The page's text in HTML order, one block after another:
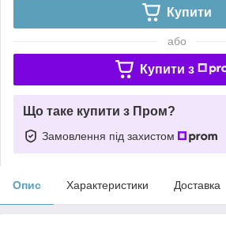
Купити
або
Купити з
Що таке купити з Пром?
Замовлення під захистом
Опис Характеристики Доставка